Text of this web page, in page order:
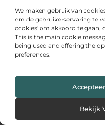
We maken gebruik van
om de gebruikerservaring te
cookies' om akkoord te gaan,
This is the main cookie
being used and offering the
preferences.
Bekijk
Bericht categorie
Onze informatie
@2025